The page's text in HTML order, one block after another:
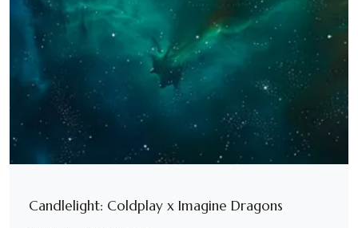
Candlelight: Coldplay x Imagine Dragons